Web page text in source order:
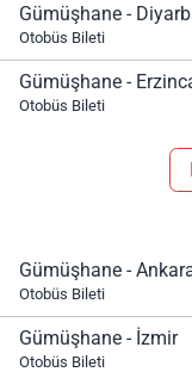
Gümüşhane -
Otobüs Bileti
Gümüşhane -
Otobüs Bileti
Gümüşhane -
Otobüs Bileti
Gümüşhane - İzmir
Otobüs Bileti